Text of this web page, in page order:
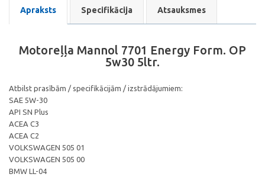
Apraksts Specifikācija Atsauksmes
Motoreļļa Mannol 7701 Energy Form. OP
5w30 5ltr.
Atbilst prasībām / specifikācijām / izstrādājumiem:
SAE 5W-30
API SN Plus
ACEA C3
ACEA C2
VOLKSWAGEN 505 01
VOLKSWAGEN 505 00
BMW LL-04